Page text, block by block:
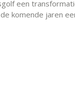
een
komende jaren